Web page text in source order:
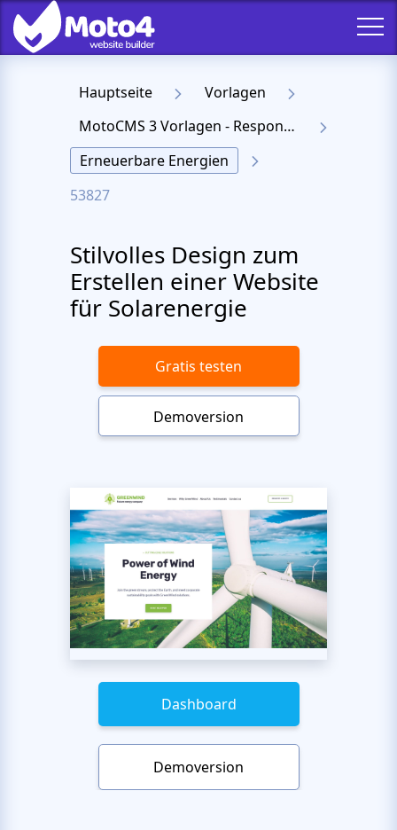
Hauptseite
Vorlagen
MotoCMS 3 Vorlagen - Responsive Templates für Website
Erneuerbare Energien
53827
Stilvolles Design zum
Erstellen einer Website
für Solarenergie
Gratis testen
Demoversion
Dashboard
Demoversion